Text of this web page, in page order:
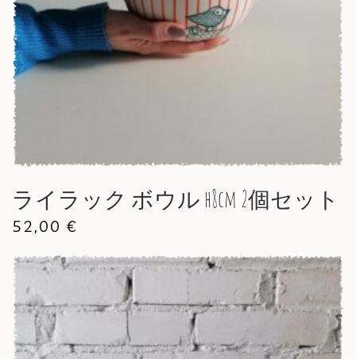
ライラック ボウル h8cm 2個セット
52,00 €